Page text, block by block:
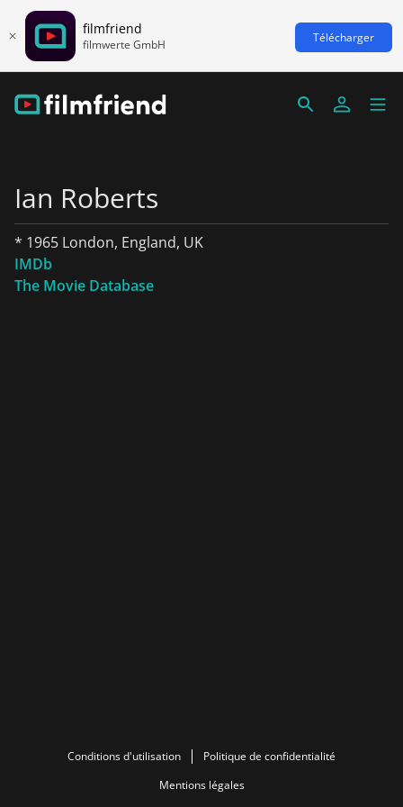
filmfriend
filmwerte GmbH Télécharger
Ian Roberts
* 1965 London, England, UK
IMDb
The Movie Database
Conditions d'utilisation
Politique de confidentialité
Mentions légales